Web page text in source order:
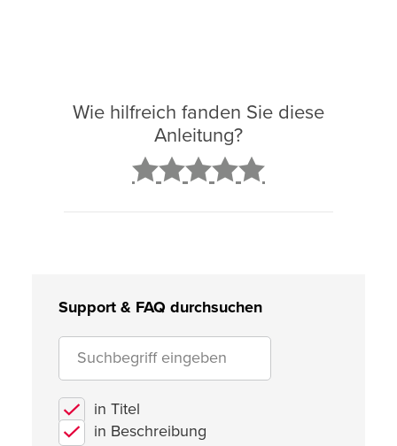
Wie hilfreich fanden Sie diese
Anleitung?
Support & FAQ durchsuchen
in Titel
in Beschreibung